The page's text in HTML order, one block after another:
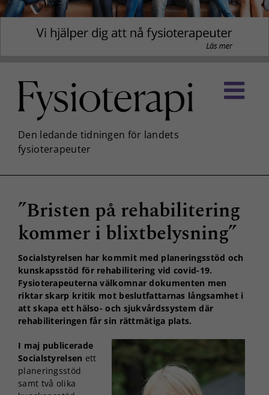
innehållet
”Bristen på rehabilitering
kommer i blixtbelysning”
Socialstyrelsen har kommit med planeringsstöd och
kunskapsstöd för rehabilitering vid covid-19.
Fysioterapeuterna välkomnar dokumenten men
riktar skarp kritik mot beslutfattarnas långsamhet i
att skapa ett hälso- och sjukvårdssystem där
rehabiliteringen får sin rättmätiga plats.
I maj publicerade
Socialstyrelsen ett
planeringsstöd
samt två olika